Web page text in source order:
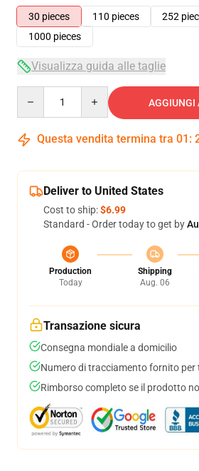
30 pieces
110 pieces 252
1000 pieces
Visualizza guida alle taglie
AGGIUNGI
Questa vendita termina tra 01 :
Deliver to United States
Cost to ship:$6.99
Standard - Order today to get by
Production
Today
Shipping
Aug. 06
Transazione sicura
Consegna mondiale a domicilio
Numero di tracciamento fornito per
Rimborso completo se il prodotto